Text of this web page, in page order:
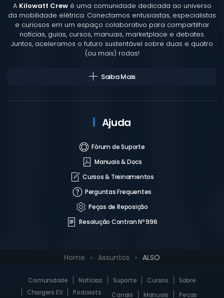
A Kilowatt Crewé uma comunidade dedicada ao universo
da mobilidade elétrica. Conectamos entusiastas, especialistas
e curiosos em um espaço colaborativo para compartilhar
notícias, guias, cursos, manuais, marketplace e debates.
Juntos, aceleramos o futuro sustentável sobre duas e quatro
(ou mais) rodas!
Saiba Mais
Ajuda
Fórum de Suporte
Manuais & Docs
Cursos & Treinamentos
Perguntas Frequentes
Peças de Reposição
Resolução Contran Nº 996
Home Assuntos ALSO
Comunidade Notícias Suporte Cursos
Sobre
Chargers EV
Podcasts Canais Manuais Peças